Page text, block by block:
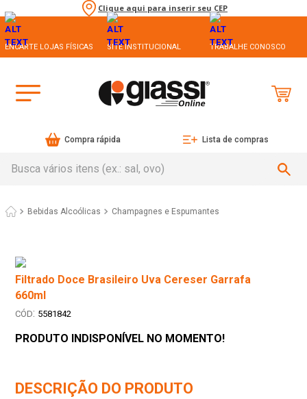
Clique aqui para inserir seu CEP
ENCARTE LOJAS FÍSICAS SITE INSTITUCIONAL TRABALHE CONOSCO
Compra rápida Lista de compras
Bebidas Alcoólicas Champagnes e Espumantes
Filtrado Doce Brasileiro Uva Cereser Garrafa
660ml
: 5581842
PRODUTO INDISPONÍVEL NO MOMENTO!
DESCRIÇÃO DO PRODUTO